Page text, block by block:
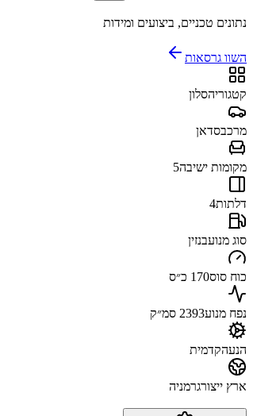
נתונים טכניים, ביצועים ומידות
השוו גרסאות
קטגוריהסלון
מרכבסדאן
מקומות ישיבה5
דלתות4
סוג מנועבנזין
כוח סוס170 כ״ס
נפח מנוע2393 סמ״ק
הנעהקדמית
ארץ ייצורגרמניה